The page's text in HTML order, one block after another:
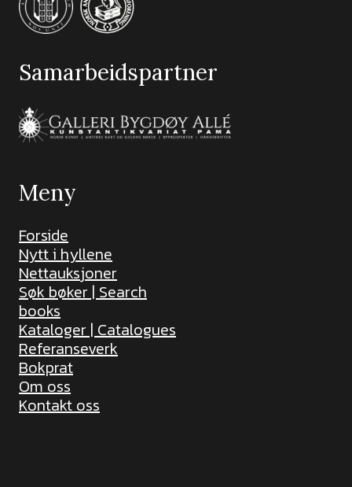
Samarbeidspartner
Meny
Forside
Nytt i hyllene
Nettauksjoner
Søk bøker | Search
books
Kataloger | Catalogues
Referanseverk
Bokprat
Om oss
Kontakt oss